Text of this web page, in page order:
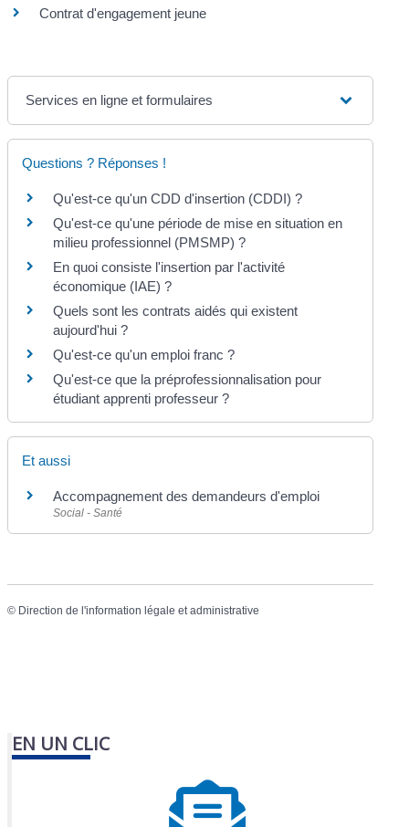
Contrat d'engagement jeune
Services en ligne et formulaires
Questions ? Réponses !
Qu'est-ce qu'un CDD d'insertion (CDDI) ?
Qu'est-ce qu'une période de mise en situation en
milieu professionnel (PMSMP) ?
En quoi consiste l'insertion par l'activité
économique (IAE) ?
Quels sont les contrats aidés qui existent
aujourd'hui ?
Qu'est-ce qu'un emploi franc ?
Qu'est-ce que la préprofessionnalisation pour
étudiant apprenti professeur ?
Et aussi
Accompagnement des demandeurs d'emploi
Social - Santé
© Direction de l'information légale et administrative
EN UN CLIC